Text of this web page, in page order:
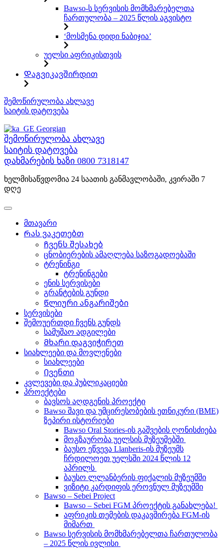
Bawso-ს სერვისის მომხმარებელთა
ჩართულობა – 2025 წლის აგვისტო
‘მოსმენა დიდი ნაბიჯია’
უელსი აფრიკისთვის
Დაგვიკავშირდით
შინაარსზე
გადასვლა
შემოწირულობა ახლავე
საიტის დატოვება
Georgian
შემოწირულობა ახლავე
საიტის დატოვება
დახმარების ხაზი 0800 7318147
ხელმისაწვდომია 24 საათის განმავლობაში, კვირაში 7
დღე
მთავარი
Რას ვაკეთებთ
Ჩვენს შესახებ
ცნობიერების ამაღლება საზოგადოებაში
ტრენინგი
ტრენინგები
ენის სერვისები
გრანტების გუნდი
Წლიური ანგარიშები
სერვისები
შემოუერთდი ჩვენს გუნდს
სამუშაო ადგილები
Მხარი დაგვიჭირეთ
სიახლეები და მოვლენები
სიახლეები
Ივენთი
კვლევები და პუბლიკაციები
პროექტები
ბავსოს აღდგენის პროექტი
Bawso შავი და უმცირესობების ეთნიკური (BME)
ზეპირი ისტორიები
Bawso Oral Stories-ის გაშვების ღონისძიება
მოგზაურობა უელსის მუზეუმებში
ბაუსო ეწვევა Llanberis-ის მუზეუმს
ჩრდილოეთ უელსში 2024 წლის 12
აპრილს
ბაუსო ლლანბერის ფიქალის მუზეუმში
ვიზიტი კარდიფის ეროვნულ მუზეუმში
Bawso – Sebei Project
Bawso – Sebei FGM პროექტის განახლება!
აფრიკის თემების დაკავშირება FGM-ის
მიმართ
Bawso სერვისის მომხმარებელთა ჩართულობა
– 2025 წლის ივლისი